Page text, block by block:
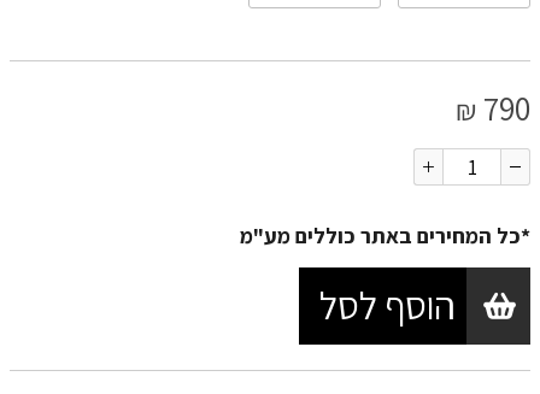
790
₪
*כל המחירים באתר כוללים מע"מ
הוסף לסל